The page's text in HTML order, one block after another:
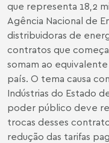
que representa 18,2
Agência Nacional de
distribuidoras de
contratos que
somam ao
país. O tema causa
Indústrias do Estado
poder público deve
trocas desses
redução das tarifas